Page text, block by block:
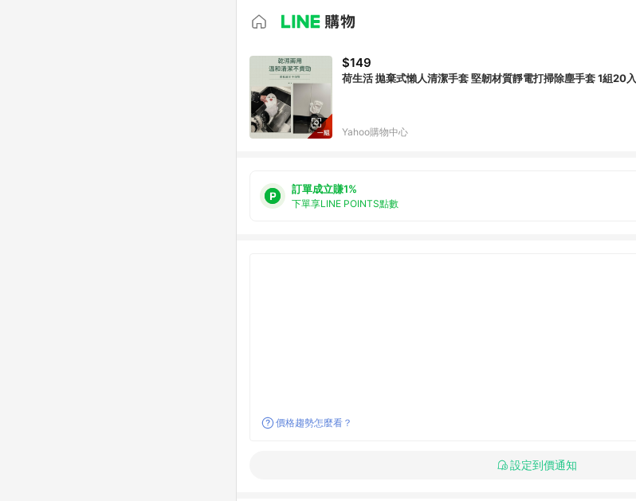
$149
荷生活 拋棄式懶人清潔手套 堅韌材質靜電打掃除塵手套 1組20入
Yahoo購物中心
訂單成立賺1%
下單享LINE POINTS點數
價格趨勢怎麼看？
設定到價通知